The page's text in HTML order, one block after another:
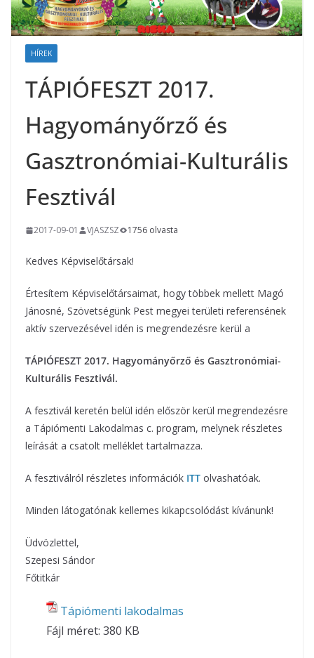
HÍREK
TÁPIÓFESZT 2017.
Hagyományőrző és
Gasztronómiai-Kulturális
Fesztivál
2017-09-01 VJASZSZ 1756 olvasta
Kedves Képviselőtársak!
Értesítem Képviselőtársaimat, hogy többek mellett Magó
Jánosné, Szövetségünk Pest megyei területi referensének
aktív szervezésével idén is megrendezésre kerül a
TÁPIÓFESZT 2017. Hagyományőrző és Gasztronómiai-
Kulturális Fesztivál.
A fesztivál keretén belül idén először kerül megrendezésre
a Tápiómenti Lakodalmas c. program, melynek részletes
leírását a csatolt melléklet tartalmazza.
A fesztiválról részletes információk ITT olvashatóak.
Minden látogatónak kellemes kikapcsolódást kívánunk!
Üdvözlettel,
Szepesi Sándor
Főtitkár
Tápiómenti lakodalmas
Fájl méret: 380 KB